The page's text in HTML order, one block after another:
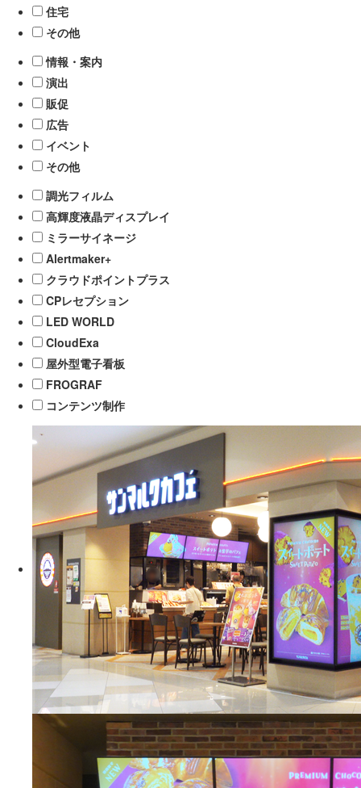
住宅
その他
情報・案内
演出
販促
広告
イベント
その他
調光フィルム
高輝度液晶ディスプレイ
ミラーサイネージ
Alertmaker+
クラウドポイントプラス
CPレセプション
LED WORLD
CloudExa
屋外型電子看板
FROGRAF
コンテンツ制作